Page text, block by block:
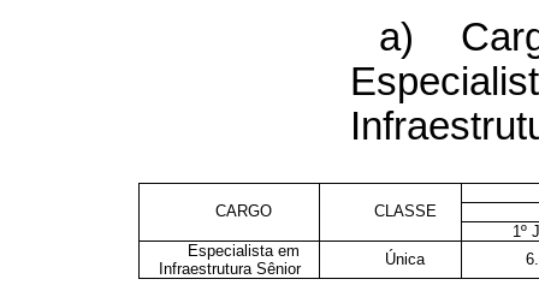
a)
CARGO
CLASSE
1º
Especialista em
Infraestrutura Sênior
Única